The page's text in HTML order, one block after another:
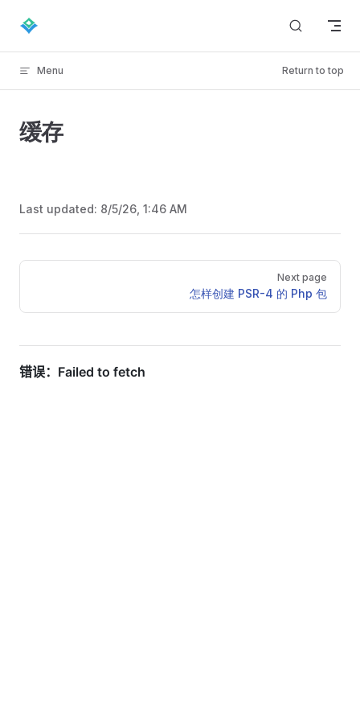
Skip to content
Menu Return to top
缓存
Last updated: 8/5/26, 1:46 AM
Pager
Next page
怎样创建 PSR-4 的 Php 包